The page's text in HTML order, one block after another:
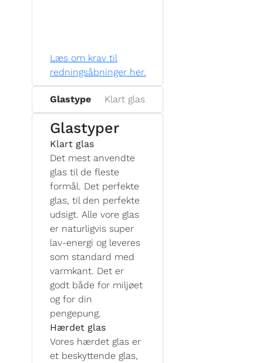
Læs om krav til
redningsåbninger her.
Glastype Klart glas
Glastyper
Klart glas
Det mest anvendte
glas til de fleste
formål. Det perfekte
glas, til den perfekte
udsigt. Alle vore glas
er naturligvis super
lav-energi og leveres
som standard med
varmkant. Det er
godt både for miljøet
og for din
pengepung.
Hærdet glas
Vores hærdet glas er
et beskyttende glas,